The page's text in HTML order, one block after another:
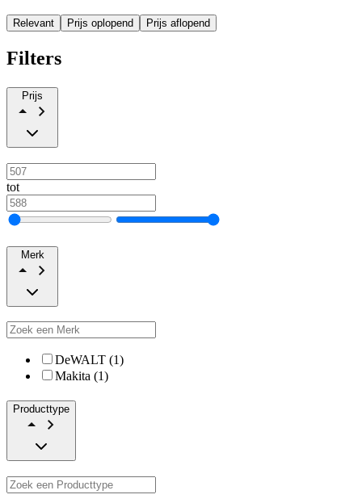
Relevant Prijs oplopend Prijs aflopend
Filters
Prijs
tot
Merk
DeWALT (1)
Makita (1)
Producttype